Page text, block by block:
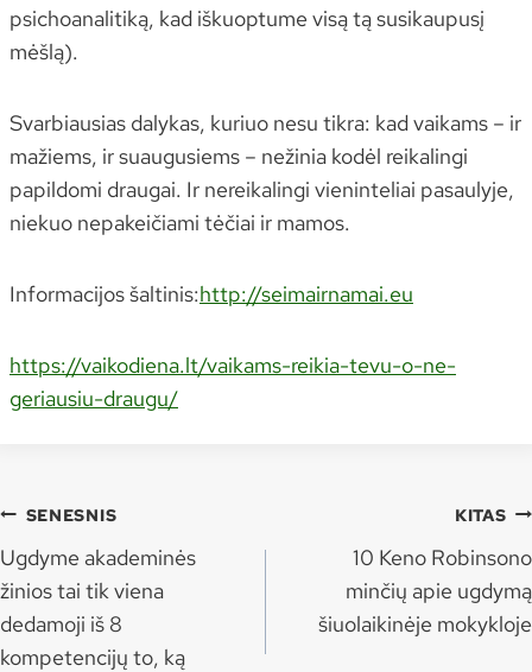
psichoanalitiką, kad iškuoptume visą tą susikaupusį
mėšlą).
Svarbiausias dalykas, kuriuo nesu tikra: kad vaikams – ir
mažiems, ir suaugusiems – nežinia kodėl reikalingi
papildomi draugai. Ir nereikalingi vieninteliai pasaulyje,
niekuo nepakeičiami tėčiai ir mamos.
Informacijos šaltinis:http://seimairnamai.eu
https://vaikodiena.lt/vaikams-reikia-tevu-o-ne-
geriausiu-draugu/
Navigacija
tarp
įrašų
SENESNIS
Ugdyme akademinės
žinios tai tik viena
dedamoji iš 8
kompetencijų to, ką
KITAS
10 Keno Robinsono
minčių apie ugdymą
šiuolaikinėje mokykloje